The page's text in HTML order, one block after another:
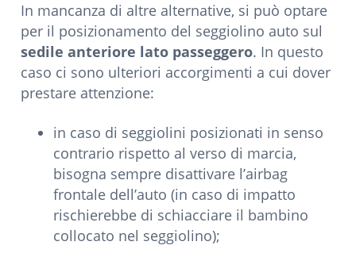
In mancanza di altre alternative, si può optare
per il posizionamento del seggiolino auto sul
sedile anteriore lato passeggero. In questo
caso ci sono ulteriori accorgimenti a cui dover
prestare attenzione:
in caso di seggiolini posizionati in senso
contrario rispetto al verso di marcia,
bisogna sempre disattivare l’airbag
frontale dell’auto (in caso di impatto
rischierebbe di schiacciare il bambino
collocato nel seggiolino);